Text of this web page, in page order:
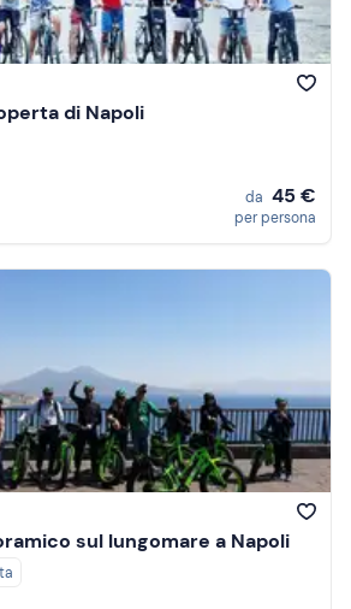
di Napoli
da 45 €
per persona
sul lungomare a Napoli